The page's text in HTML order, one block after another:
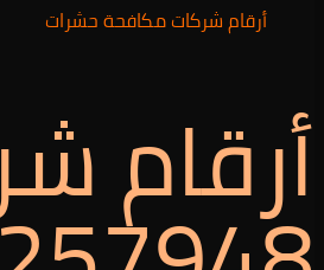
أرقام شركات مكافحة حشرات
أرقام